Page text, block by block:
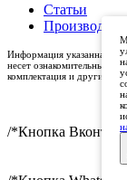
Статьи
Информация указанная на
несет ознакомительный
комплектация и другие
/*Кнопка